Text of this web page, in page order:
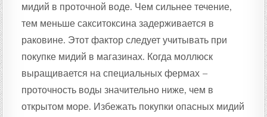
мидий в проточной воде. Чем сильнее течение,
тем меньше сакситоксина задерживается в
раковине. Этот фактор следует учитывать при
покупке мидий в магазинах. Когда моллюск
выращивается на специальных фермах –
проточность воды значительно ниже, чем в
открытом море. Избежать покупки опасных мидий